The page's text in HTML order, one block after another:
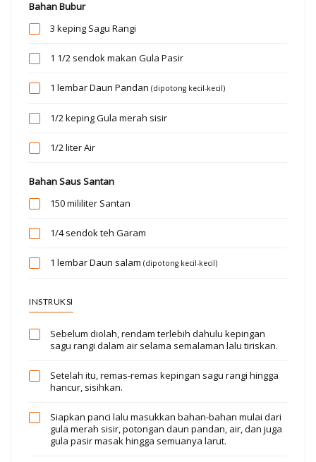
Bahan Bubur
3 keping Sagu Rangi
1 1/2 sendok makan Gula Pasir
1 lembarDaun Pandan (dipotong kecil-kecil)
1/2 kepingGula merah sisir
1/2 literAir
Bahan Saus Santan
150 mililiter Santan
1/4 sendok teh Garam
1 lembarDaun salam (dipotong kecil-kecil)
INSTRUKSI
Sebelum diolah, rendam terlebih dahulu kepingan
sagu rangi dalam air selama semalaman lalu tiriskan.
Setelah itu, remas-remas kepingan sagu rangi hingga
hancur, sisihkan.
Siapkan panci lalu masukkan bahan-bahan mulai dari
gula merah sisir, potongan daun pandan, air, dan juga
gula pasir masak hingga semuanya larut.